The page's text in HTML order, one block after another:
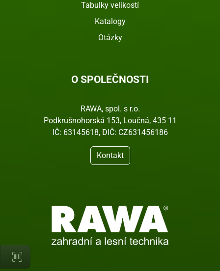
Tabulky velikostí
Katalogy
Otázky
O SPOLEČNOSTI
RAWA, spol. s r.o.
Podkrušnohorská 153, Loučná, 435 11
IČ: 63145618, DIČ: CZ631456186
Kontakt